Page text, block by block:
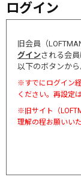
ログイン
旧会員（
グインされる会
以下のボタンか
※すでにログイン
ください。再設定
※旧サイト（
理解の程お願いいた